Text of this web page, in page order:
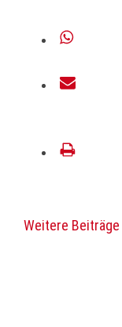
Weitere Beiträge